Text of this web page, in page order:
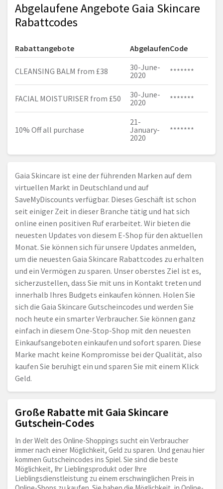
Abgelaufene Angebote Gaia Skincare
Rabattcodes
Rabattangebote AbgelaufenCode
CLEANSING BALM from £38
30-June-
2020
*******
FACIAL MOISTURISER from £50
30-June-
2020
*******
10% Off all purchase
21-
January-
2020
*******
Gaia Skincare ist eine der führenden Marken auf dem
virtuellen Markt in Deutschland und auf
SaveMyDiscounts verfügbar. Dieses Geschäft ist schon
seit einiger Zeit in dieser Branche tätig und hat sich
online einen positiven Ruf erarbeitet. Wir bieten die
neuesten Updates von diesem E-Shop für den aktuellen
Monat. Sie können sich für unsere Updates anmelden,
um die neuesten Gaia Skincare Rabattcodes zu erhalten
und ein Vermögen zu sparen. Unser oberstes Ziel ist es,
sicherzustellen, dass Sie mit uns in Kontakt treten und
innerhalb Ihres Budgets einkaufen können. Holen Sie
sich die Gaia Skincare Gutscheincodes und werden Sie
noch heute ein smarter Verbraucher. Sie können ganz
einfach in diesem One-Stop-Shop mit den neuesten
Einkaufsangeboten einkaufen und sofort sparen. Diese
Marke macht keine Kompromisse bei der Qualität, also
kaufen Sie beruhigt ein und sparen Sie mit einem Klick
Geld.
Große Rabatte mit Gaia Skincare
Gutschein-Codes
In der Welt des Online-Shoppings sucht ein Verbraucher
immer nach einer Möglichkeit, Geld zu sparen. Und genau hier
kommen Gutscheincodes ins Spiel. Sie sind die beste
Möglichkeit, Ihr Lieblingsprodukt oder Ihre
Lieblingsdienstleistung zu einem erschwinglichen Preis in